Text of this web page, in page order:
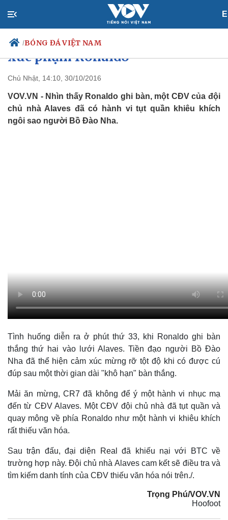
/BÓNG ĐÁ VIỆT NAM
Chính trị
Đảng
Tổ chức nhân sự
Xã hội
Tin 24h
Một CĐV Alaves có hành động
xúc phạm Ronaldo
Chủ Nhật, 14:10, 30/10/2016
VOV.VN - Nhìn thấy Ronaldo ghi bàn, một CĐV của đội
chủ nhà Alaves đã có hành vi tụt quần khiêu khích
ngôi sao người Bồ Đào Nha.
Tình huống diễn ra ở phút thứ 33, khi Ronaldo ghi bàn
thắng thứ hai vào lưới Alaves. Tiền đạo người Bồ Đào
Nha đã thể hiện cảm xúc mừng rỡ tột độ khi có được cú
đúp sau một thời gian dài "khô hạn" bàn thắng.
Mải ăn mừng, CR7 đã không để ý một hành vi nhục mạ
đến từ CĐV Alaves. Một CĐV đội chủ nhà đã tụt quần và
quay mông về phía Ronaldo như một hành vi khiêu khích
rất thiếu văn hóa.
Sau trận đấu, đại diện Real đã khiếu nại với BTC về
trường hợp này. Đội chủ nhà Alaves cam kết sẽ điều tra và
tìm kiếm danh tính của CĐV thiếu văn hóa nói trên./.
Trọng Phú/VOV.VN
Hoofoot